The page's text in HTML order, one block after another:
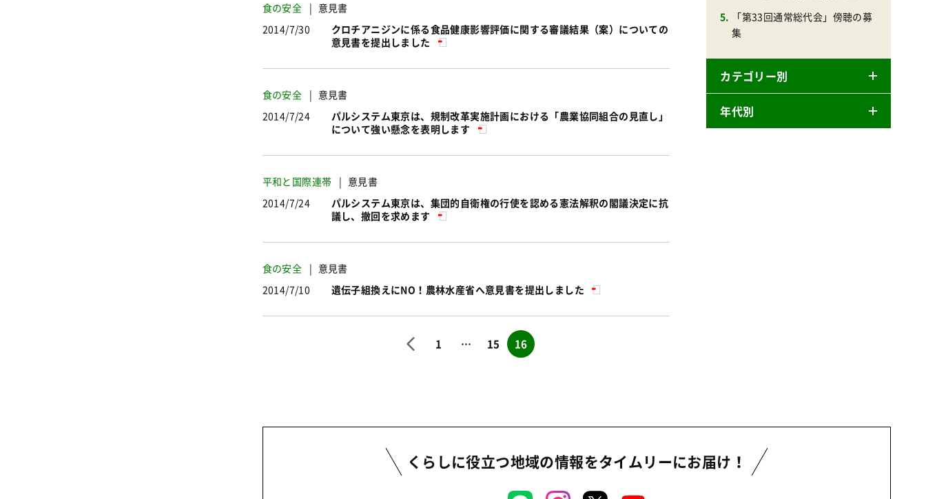
食の安全
意見書
2014/7/30
クロチアニジンに係る食品健康影響評価に関する審議結果（案）についての
意見書を提出しました
食の安全
意見書
2014/7/24
パルシステム東京は、規制改革実施計画における「農業協同組合の見直し」
について強い懸念を表明します
平和と国際連帯
意見書
2014/7/24
パルシステム東京は、集団的自衛権の行使を認める憲法解釈の閣議決定に抗
議し、撤回を求めます
食の安全
意見書
2014/7/10
遺伝子組換えにNO！農林水産省へ意見書を提出しました
1 … 15 16
「第33回通常総代会」傍聴の募
集
カテゴリー別
ニュースリリース
広報
復興支援
機関運営
年代別
2013年
くらしに役立つ地域の情報をタイムリーにお届け！